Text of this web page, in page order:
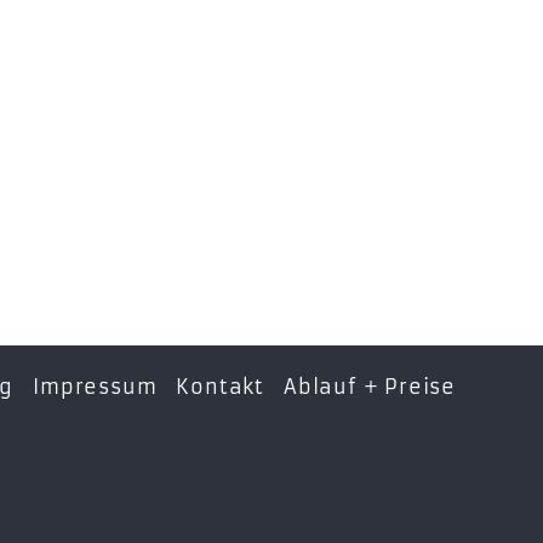
Impressum Kontakt Ablauf + Preise